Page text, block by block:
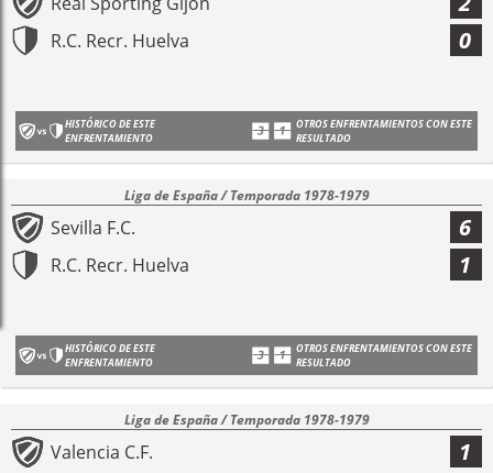
R.C. Recr. Huelva 0
HISTÓRICO DE ESTE
ENFRENTAMIENTO
OTROS ENFRENTAMIENTOS CON ESTE
RESULTADO
Liga de España / Temporada 1978-1979
Sevilla F.C. 6
R.C. Recr. Huelva 1
HISTÓRICO DE ESTE
ENFRENTAMIENTO
OTROS ENFRENTAMIENTOS CON ESTE
RESULTADO
Liga de España / Temporada 1978-1979
Valencia C.F. 1